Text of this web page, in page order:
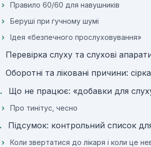
Правило 60/60 для навушників
Беруші при гучному шумі
Ідея «безпечного прослуховування»
Перевірка слуху та слухові
Оборотні та ліковані причини:
Що не працює: «добавки для
Про тинітус, чесно
Підсумок: контрольний список
Коли звертатися до лікаря і коли це